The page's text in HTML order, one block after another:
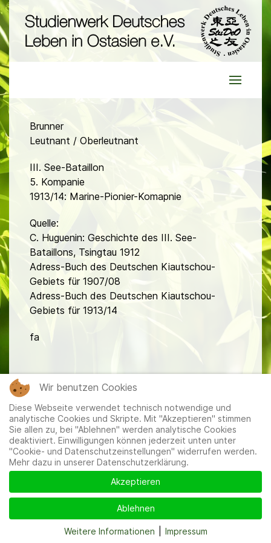
Brunner
Leutnant / Oberleutnant
III. See-Bataillon
5. Kompanie
1913/14: Marine-Pionier-Komapnie
Quelle:
C. Huguenin: Geschichte des III. See-
Bataillons, Tsingtau 1912
Adress-Buch des Deutschen Kiautschou-
Gebiets für 1907/08
Adress-Buch des Deutschen Kiautschou-
Gebiets für 1913/14
fa
Mitglieder|Impressum|Datenschutzerklärung |Cookie-
und Datenschutzeinstellungen
Wir benutzen Cookies
Diese Webseite verwendet technisch notwendige und
analytische Cookies und Skripte. Mit "Akzeptieren" stimmen
Sie allen zu, bei "Ablehnen" werden analytische Cookies
deaktiviert. Einwilligungen können jederzeit unten unter
"Cookie- und Datenschutzeinstellungen" widerrufen werden.
Mehr dazu in unserer Datenschutzerklärung.
Akzeptieren
Ablehnen
Weitere Informationen Impressum